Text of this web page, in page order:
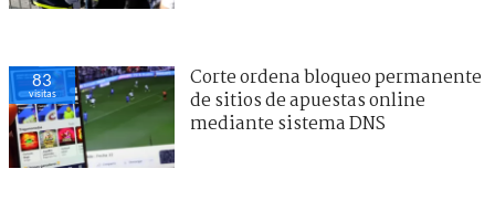
83
visitas
Corte ordena bloqueo permanente
de sitios de apuestas online
mediante sistema DNS